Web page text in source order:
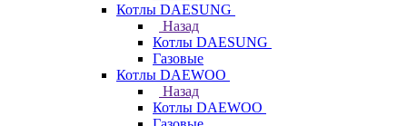
Котлы DAESUNG
Назад
Котлы DAESUNG
Газовые
Котлы DAEWOO
Назад
Котлы DAEWOO